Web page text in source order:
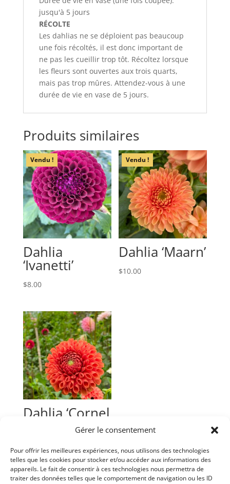
Gérer le consentement
Pour offrir les meilleures expériences, nous utilisons des technologies
telles que les cookies pour stocker et/ou accéder aux informations des
appareils. Le fait de consentir à ces technologies nous permettra de
traiter des données telles que le comportement de navigation ou les ID
jusqu'à 5 jours
RÉCOLTE
Les dahlias ne se déploient pas beaucoup
une fois récoltés, il est donc important de
ne pas les cueillir trop tôt. Récoltez lorsque
les fleurs sont ouvertes aux trois quarts,
mais pas trop mûres. Attendez-vous à une
durée de vie en vase de 5 jours.
Produits similaires
Vendu !
Dahlia
‘Ivanetti’
$8.00
Vendu !
Dahlia ‘Maarn’
$10.00
Dahlia ‘Cornel